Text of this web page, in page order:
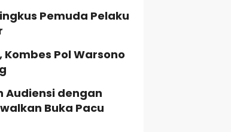
Pemuda Pelaku
Kombes Pol Warsono
Audiensi dengan
Buka Pacu